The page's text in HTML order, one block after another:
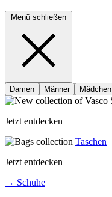
Menü schließen
Damen Männer Mädchen
Jetzt entdecken
Taschen
Jetzt entdecken
→ Schuhe